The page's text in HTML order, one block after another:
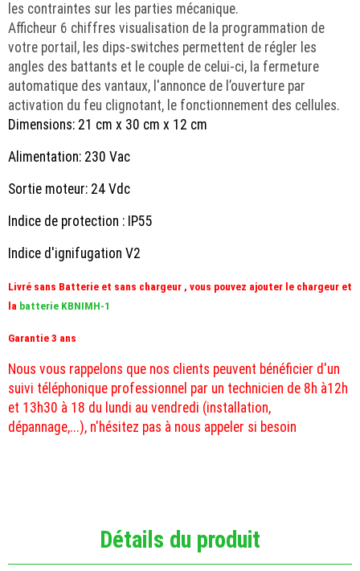
les contraintes sur les parties mécanique.
Afficheur 6 chiffres visualisation de la programmation de
votre portail, les dips-switches permettent de régler les
angles des battants et le couple de celui-ci, la fermeture
automatique des vantaux, l'annonce de l’ouverture par
activation du feu clignotant, le fonctionnement des cellules.
Dimensions: 21 cm x 30 cm x 12 cm
Alimentation: 230 Vac
Sortie moteur: 24 Vdc
Indice de protection : IP55
Indice d'ignifugation V2
Livré sans Batterie et sans chargeur , vous pouvez ajouter le chargeur et
la batterie KBNIMH-1
Garantie 3 ans
Nous vous rappelons que nos clients peuvent bénéficier d'un
suivi téléphonique professionnel par un technicien de 8h à12h
et 13h30 à 18 du lundi au vendredi (installation,
dépannage,...), n'hésitez pas à nous appeler si besoin
Détails du produit